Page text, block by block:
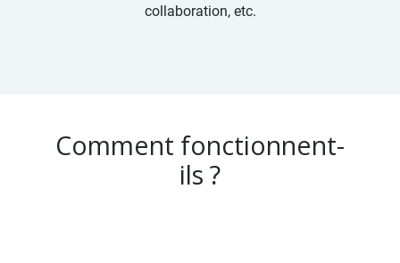
collaboration, etc.
Comment fonctionnent-
ils ?